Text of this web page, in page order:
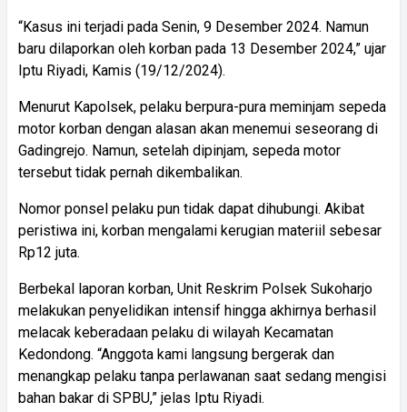
“Kasus ini terjadi pada Senin, 9 Desember 2024. Namun
baru dilaporkan oleh korban pada 13 Desember 2024,” ujar
Iptu Riyadi, Kamis (19/12/2024).
Menurut Kapolsek, pelaku berpura-pura meminjam sepeda
motor korban dengan alasan akan menemui seseorang di
Gadingrejo. Namun, setelah dipinjam, sepeda motor
tersebut tidak pernah dikembalikan.
Nomor ponsel pelaku pun tidak dapat dihubungi. Akibat
peristiwa ini, korban mengalami kerugian materiil sebesar
Rp12 juta.
Berbekal laporan korban, Unit Reskrim Polsek Sukoharjo
melakukan penyelidikan intensif hingga akhirnya berhasil
melacak keberadaan pelaku di wilayah Kecamatan
Kedondong. “Anggota kami langsung bergerak dan
menangkap pelaku tanpa perlawanan saat sedang mengisi
bahan bakar di SPBU,” jelas Iptu Riyadi.